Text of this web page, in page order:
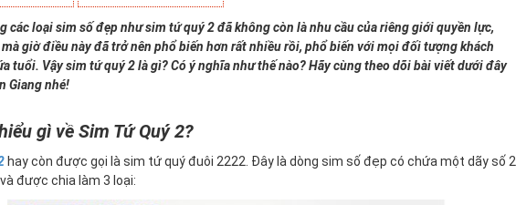
các loại sim số đẹp như sim tứ quý 2 đã không còn là nhu cầu của riêng giới quyền lực,
giờ điều này đã trở nên phổ biến hơn rất nhiều rồi, phổ biến với mọi đối tượng khách
tuổi. Vậy sim tứ quý 2 là gì? Có ý nghĩa như thế nào? Hãy cùng theo dõi bài viết dưới đây
Giang nhé!
gì về Sim Tứ Quý 2?
hay còn được gọi là sim tứ quý đuôi 2222. Đây là dòng sim số đẹp có chứa một dãy số 2
và được chia làm 3 loại: